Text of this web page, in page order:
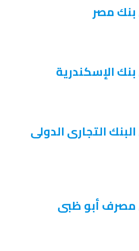
بنك مصر
الإسكندرية
التجارى الدولى
مصرف أبو ظبى